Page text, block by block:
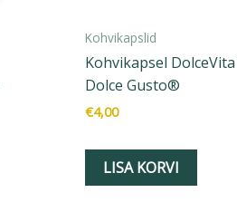
Kohvikapslid
Kohvikapsel
Dolce Gusto®
€4,00
LISA KORVI